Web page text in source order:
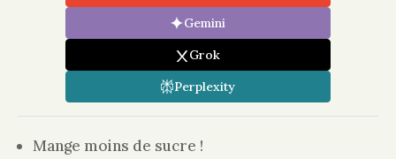
Gemini
Grok
Perplexity
Mange moins de sucre !